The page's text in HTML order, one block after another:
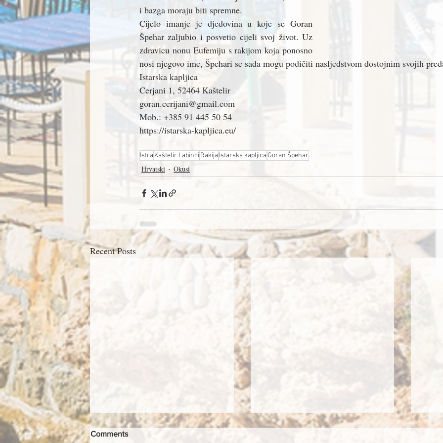
i bazga moraju biti spremne.
Cijelo imanje je djedovina u koje se Goran
Špehar zaljubio i posvetio cijeli svoj život. Uz
zdravicu nonu Eufemiju s rakijom koja ponosno
nosi njegovo ime, Špehari se sada mogu podičiti nasljedstvom dostojnim svojih
Istarska kapljica
Cerjani 1, 52464 Kaštelir
goran.cerijani@gmail.com
Mob.: +385 91 445 50 54
https://istarska-kapljica.eu/
Istra Kaštelir Labinci Rakija Istarska kapljica Goran Špehar
Hrvatski Okusi
Recent Posts
Comments